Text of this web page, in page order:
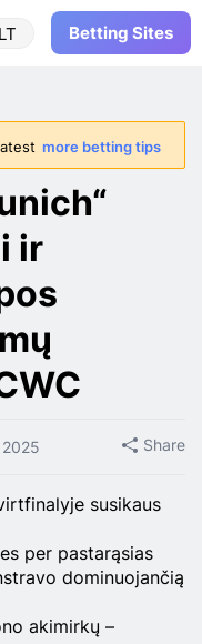
LT Betting Sites
more betting tips
ir
Share
susikaus
per pastarąsias
dominuojančią
akimirkų –